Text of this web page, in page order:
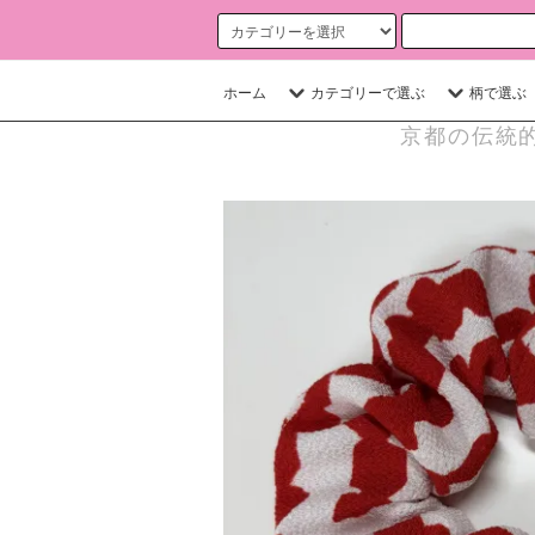
ホーム カテゴリーで選ぶ 柄で選ぶ
京都の伝統